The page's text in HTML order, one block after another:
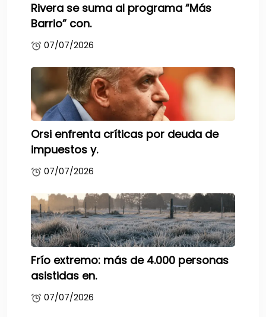
Rivera se suma al programa “Más
Barrio” con.
07/07/2026
Orsi enfrenta críticas por deuda de
impuestos y.
07/07/2026
Frío extremo: más de 4.000 personas
asistidas en.
07/07/2026